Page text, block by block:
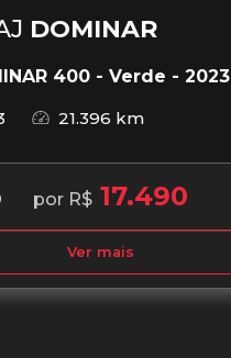
DOMINAR
400 - Verde - 2023
21.396 km
por R$ 17.490
Ver mais